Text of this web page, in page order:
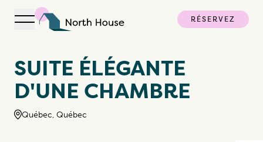
Ouvrir la navigation
RÉSERVEZ
SUITE ÉLÉGANTE
D'UNE CHAMBRE
Québec, Québec